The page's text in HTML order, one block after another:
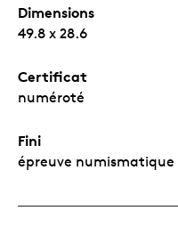
Dimensions
49.8 x 28.6
Certificat
numéroté
Fini
épreuve numismatique